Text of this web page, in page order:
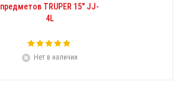
предметов TRUPER 15" JJ-
4L
Нет в наличии